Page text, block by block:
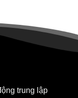
trung lập